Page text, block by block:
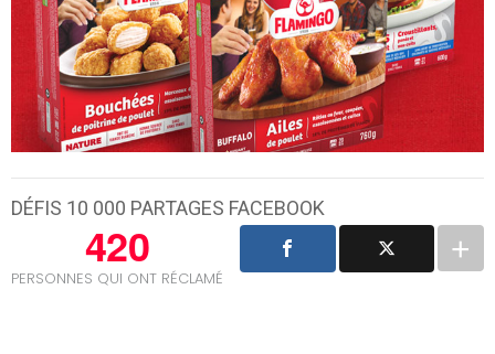
DÉFIS 10 000 PARTAGES FACEBOOK
420
PERSONNES QUI ONT RÉCLAMÉ